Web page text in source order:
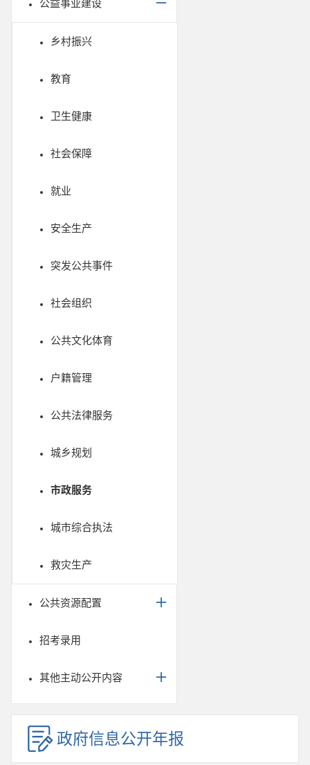
公益事业建设
乡村振兴
教育
卫生健康
社会保障
就业
安全生产
突发公共事件
社会组织
公共文化体育
户籍管理
公共法律服务
城乡规划
市政服务
城市综合执法
救灾生产
公共资源配置
招考录用
其他主动公开内容
政府信息公开年报